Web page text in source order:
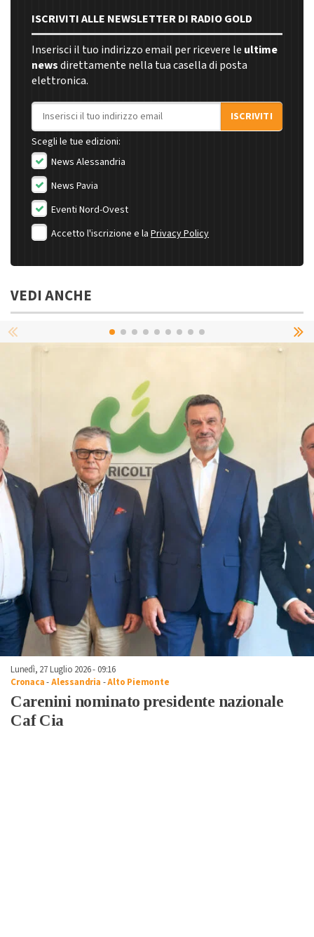
ISCRIVITI ALLE NEWSLETTER DI RADIO GOLD
Inserisci il tuo indirizzo email per ricevere le ultime
newsdirettamente nella tua casella di posta
elettronica.
Indirizzo email
ISCRIVITI
Scegli le tue edizioni:
News Alessandria
News Pavia
Eventi Nord-Ovest
Accetto l'iscrizione e la Privacy Policy
VEDI ANCHE
Lunedì, 27 Luglio 2026 - 09:16
Cronaca-Alessandria -Alto Piemonte
Carenini nominato presidente nazionale
Caf Cia